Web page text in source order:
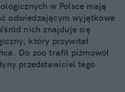
w Polsce mają
odwiedzającym wyjątkowe
nich znajduje się
który przywitał
Do zoo trafił piżmowół
przedstawiciel tego